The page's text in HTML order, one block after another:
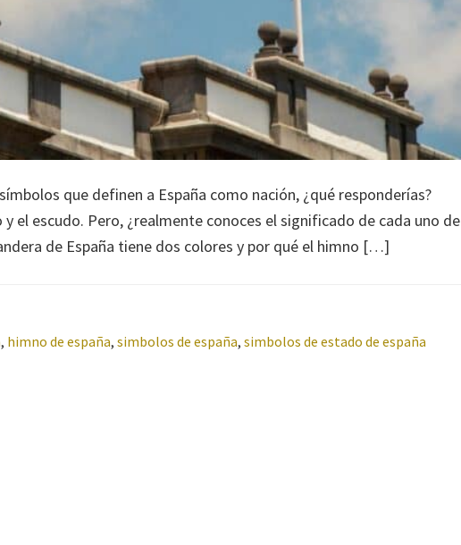
que definen a España como nación, ¿qué responderías?
el escudo. Pero, ¿realmente conoces el significado de cada uno de
de España tiene dos colores y por qué el himno […]
, himno de españa, simbolos de españa, simbolos de estado de españa